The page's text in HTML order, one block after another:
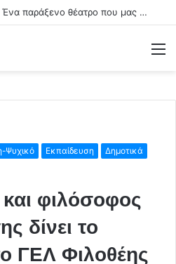
Μητσοτάκης -Σουνακ : Ένα παράξενο θέατρο που μας ζημιώνει
Ψυχικό Εκπαίδευση
Δημοτικά
φιλόσοφος
δίνει το
ΓΕΛ Φιλοθέης